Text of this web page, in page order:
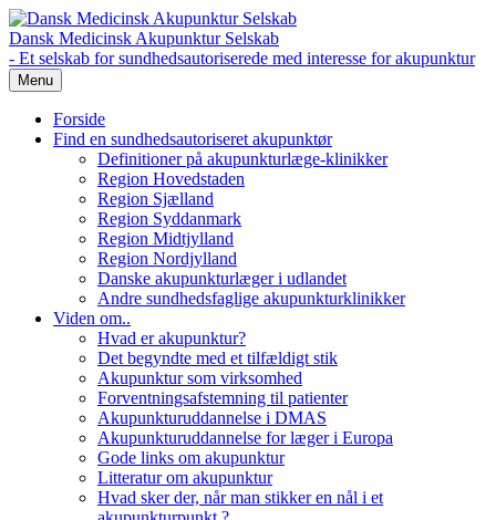
Dansk Medicinsk Akupunktur Selskab
- Et selskab for sundhedsautoriserede med interesse for akupunktur
Menu
Forside
Find en sundhedsautoriseret akupunktør
Definitioner på akupunkturlæge-klinikker
Region Hovedstaden
Region Sjælland
Region Syddanmark
Region Midtjylland
Region Nordjylland
Danske akupunkturlæger i udlandet
Andre sundhedsfaglige akupunkturklinikker
Viden om..
Hvad er akupunktur?
Det begyndte med et tilfældigt stik
Akupunktur som virksomhed
Forventningsafstemning til patienter
Akupunkturuddannelse i DMAS
Akupunkturuddannelse for læger i Europa
Gode links om akupunktur
Litteratur om akupunktur
Hvad sker der, når man stikker en nål i et